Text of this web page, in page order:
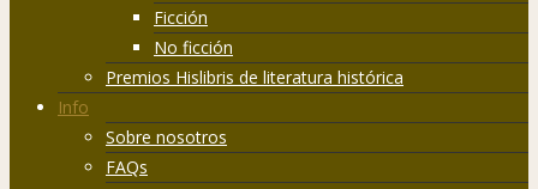
Ficción
No ficción
Premios Hislibris de literatura histórica
Info
Sobre nosotros
FAQs